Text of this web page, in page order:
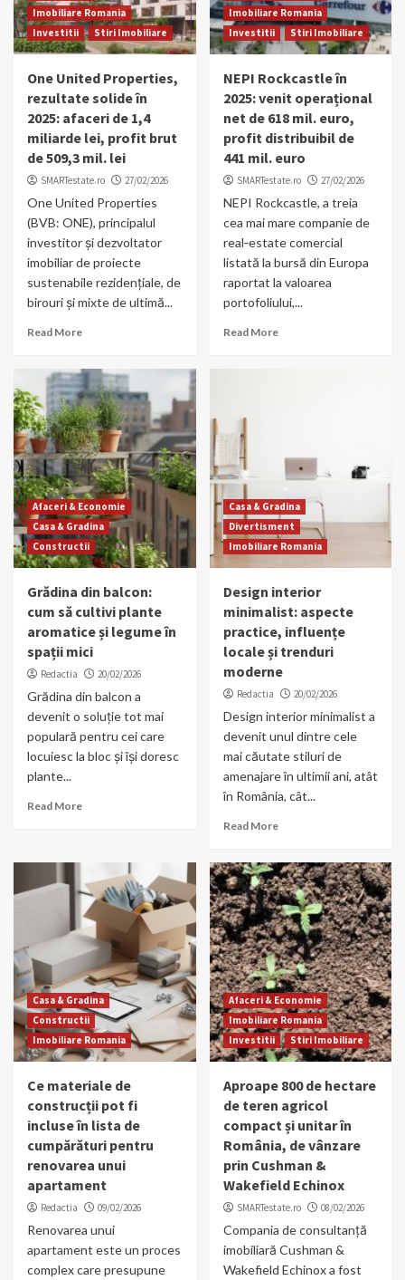
Imobiliare Romania
Investitii
Stiri Imobiliare
One United Properties,
rezultate solide în
2025: afaceri de 1,4
miliarde lei, profit brut
de 509,3 mil. lei
SMARTestate.ro 27/02/2026
One United Properties
(BVB: ONE), principalul
investitor și dezvoltator
imobiliar de proiecte
sustenabile rezidențiale, de
birouri și mixte de ultimă...
Read More
Imobiliare Romania
Investitii
Stiri Imobiliare
NEPI Rockcastle în
2025: venit operațional
net de 618 mil. euro,
profit distribuibil de
441 mil. euro
SMARTestate.ro 27/02/2026
NEPI Rockcastle, a treia
cea mai mare companie de
real‑estate comercial
listată la bursă din Europa
raportat la valoarea
portofoliului,...
Read More
Afaceri & Economie
Casa & Gradina
Constructii
Grădina din balcon:
cum să cultivi plante
aromatice și legume în
spații mici
Redactia 20/02/2026
Grădina din balcon a
devenit o soluție tot mai
populară pentru cei care
locuiesc la bloc și își doresc
plante...
Read More
Casa & Gradina
Divertisment
Imobiliare Romania
Design interior
minimalist: aspecte
practice, influențe
locale și trenduri
moderne
Redactia 20/02/2026
Design interior minimalist a
devenit unul dintre cele
mai căutate stiluri de
amenajare în ultimii ani, atât
în România, cât...
Read More
Casa & Gradina
Constructii
Imobiliare Romania
Ce materiale de
construcții pot fi
incluse în lista de
cumpărături pentru
renovarea unui
apartament
Redactia 09/02/2026
Renovarea unui
apartament este un proces
complex care presupune
Afaceri & Economie
Imobiliare Romania
Investitii
Stiri Imobiliare
Aproape 800 de hectare
de teren agricol
compact și unitar în
România, de vânzare
prin Cushman &
Wakefield Echinox
SMARTestate.ro 08/02/2026
Compania de consultanță
imobiliară Cushman &
Wakefield Echinox a fost